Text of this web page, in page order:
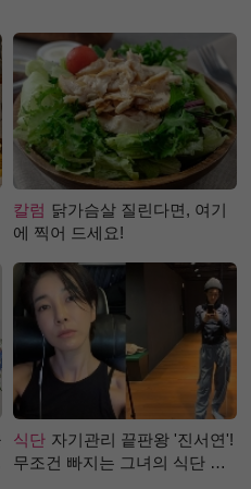
칼럼 닭가슴살 질린다면, 여기
에 찍어 드세요!
식단 자기관리 끝판왕 '진서연'!
무조건 빠지는 그녀의 식단 정